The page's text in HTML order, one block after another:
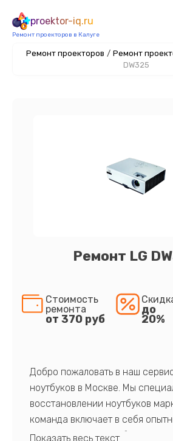
proektor-iq.ru
Ремонт проекторов в Калуге
Ремонт проекторов / Ремонт
DW325
Ремонт LG
Стоимость
ремонта
от 370 руб
до
20%
Добро пожаловать в наш
ноутбуков в Москве. Мы
восстановлении ноутбуков
команда включает в себя
профессионалов с обширными